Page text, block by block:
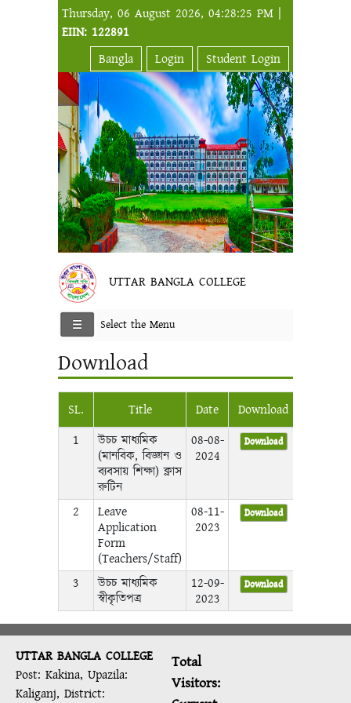
Thursday, 06 August 2026, 04:28:25 PM |
EIIN: 122891
Bangla
Login Student Login
UTTAR BANGLA COLLEGE
Select the Menu
Download
SL. Title Date
Download
1
উচচ মাধ্যমিক
(মানবিক, বিজ্ঞান ও
ব্যবসায় শিক্ষা) ক্লাস
রুটিন
08-08-
2024
Download
2
Leave
Application
Form
(Teachers/Staff)
08-11-
2023
Download
3
উচচ মাধ্যমিক
স্বীকৃতিপত্র
12-09-
2023
Download
UTTAR BANGLA COLLEGE
Post: Kakina, Upazila:
Kaliganj, District:
Total
Visitors: